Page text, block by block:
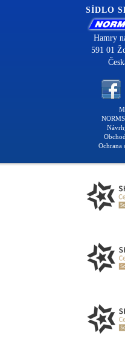
SÍDLO
Hamry
591 01
Ochrana